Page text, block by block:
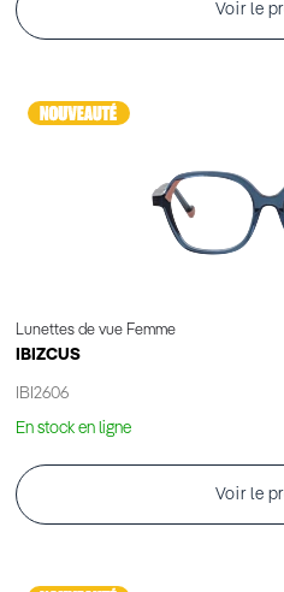
Voir le
Lunettes de vue Femme
IBIZCUS
IBI2606
En stock en ligne
Voir le